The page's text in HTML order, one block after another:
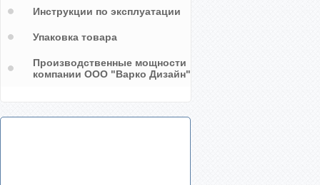
Инструкции по эксплуатации
Упаковка товара
Производственные мощности
компании ООО "Варко Дизайн"